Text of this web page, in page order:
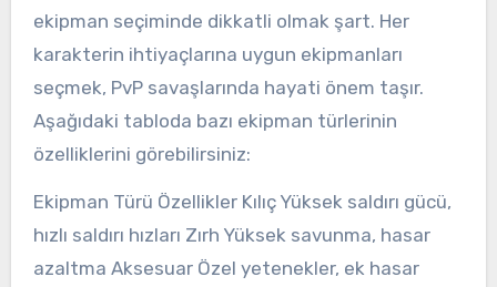
ekipman seçiminde dikkatli olmak şart. Her
karakterin ihtiyaçlarına uygun ekipmanları
seçmek, PvP savaşlarında hayati önem taşır.
Aşağıdaki tabloda bazı ekipman türlerinin
özelliklerini görebilirsiniz:
Ekipman Türü Özellikler Kılıç Yüksek saldırı gücü,
hızlı saldırı hızları Zırh Yüksek savunma, hasar
azaltma Aksesuar Özel yetenekler, ek hasar